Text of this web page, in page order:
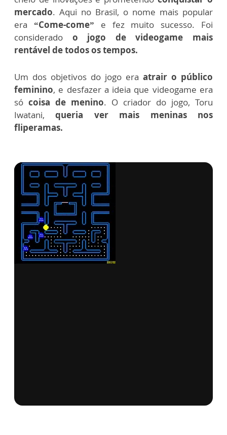
mercado. Aqui no Brasil, o nome mais popular
era “Come-come” e fez muito sucesso. Foi
considerado o jogo de videogame mais
rentável de todos os tempos.
Um dos objetivos do jogo era atrair o público
feminino, e desfazer a ideia que videogame era
só coisa de menino. O criador do jogo, Toru
Iwatani,queria ver mais meninas nos
fliperamas.